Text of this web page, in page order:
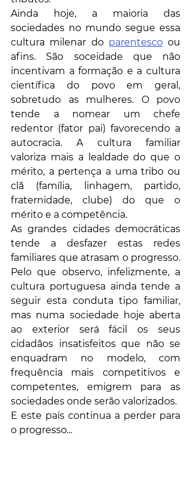
Ainda hoje, a maioria das
sociedades no mundo segue essa
cultura milenar do parentesco ou
afins. São soceidade que não
incentivam a formação e a cultura
científica do povo em geral,
sobretudo as mulheres. O povo
tende a nomear um chefe
redentor (fator pai) favorecendo a
autocracia. A cultura familiar
valoriza mais a lealdade do que o
mérito, a pertença a uma tribo ou
clã (família, linhagem, partido,
fraternidade, clube) do que o
mérito e a competência.
As grandes cidades democráticas
tende a desfazer estas redes
familiares que atrasam o progresso.
Pelo que observo, infelizmente, a
cultura portuguesa ainda tende a
seguir esta conduta tipo familiar,
mas numa sociedade hoje aberta
ao exterior será fácil os seus
cidadãos insatisfeitos que não se
enquadram no modelo, com
frequência mais competitivos e
competentes, emigrem para as
sociedades onde serão valorizados.
E este país continua a perder para
o progresso...